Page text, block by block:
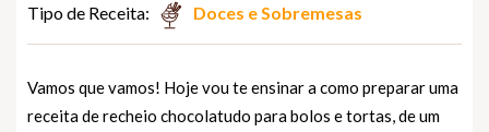
Tipo de Receita: Doces e Sobremesas
Vamos que vamos! Hoje vou te ensinar a como preparar uma
receita de recheio chocolatudo para bolos e tortas, de um